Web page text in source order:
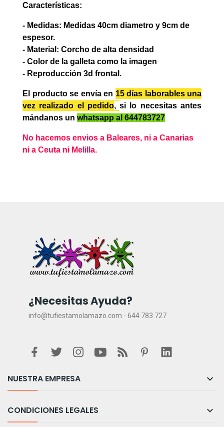
Características:
- Medidas: Medidas 40cm diametro y 9cm de
espesor.
- Material: Corcho de alta densidad
- Color de la galleta como la imagen
- Reproducción 3d frontal.
El producto se envía en 15 días laborablesuna
vez realizado el pedido,si lo necesitas antes
mándanos un whatsapp al 644783727
No hacemos envios a Baleares, ni a Canarias
ni a Ceuta ni Melilla.
¿Necesitas Ayuda?
info@tufiestamolamazo.com - 644 783 727
NUESTRA EMPRESA 
CONDICIONES LEGALES 